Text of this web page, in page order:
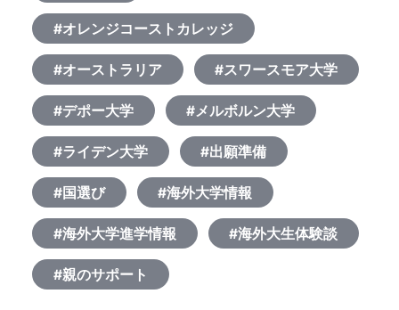
#オレンジコーストカレッジ
#オーストラリア #スワースモア大学
#デポー大学 #メルボルン大学
#ライデン大学 #出願準備
#国選び #海外大学情報
#海外大学進学情報 #海外大生体験談
#親のサポート